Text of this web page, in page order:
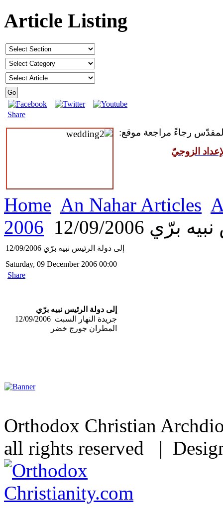
Article Listing
Share
رجاءً مراجعة موقع:
الزوجيّ
Home An Nahar Articles
2006
12/09/2006
إلى دولة الرئيس نبيه برّي 12/09/2006
Saturday, 09 December 2006 00:00
Share
إلى دولة الرئيس نبيه برّي
جريدة النهار السبت 12/09/2006
المطران جورج خضر
Orthodox Christian
all rights reserved |